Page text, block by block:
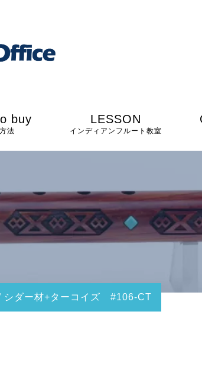
buy
法
LESSON
インディアンフルート教室
シダー材+ターコイズ #106-CT